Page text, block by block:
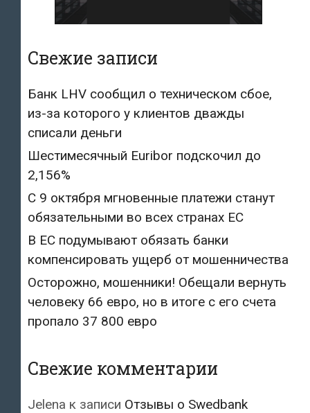
Свежие записи
Банк LHV сообщил о техническом сбое,
из-за которого у клиентов дважды
списали деньги
Шестимесячный Euribor подскочил до
2,156%
С 9 октября мгновенные платежи станут
обязательными во всех странах ЕС
В ЕС подумывают обязать банки
компенсировать ущерб от мошенничества
Осторожно, мошенники! Обещали вернуть
человеку 66 евро, но в итоге с его счета
пропало 37 800 евро
Свежие комментарии
Jelena к записи Отзывы о Swedbank